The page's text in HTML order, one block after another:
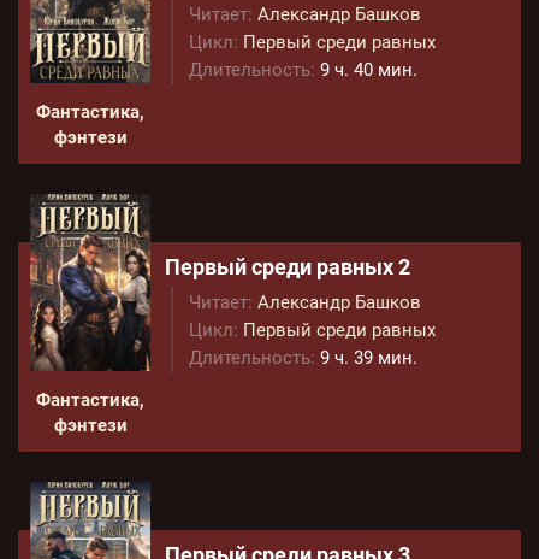
Фантастика,
фэнтези
Читает: Александр Башков
Цикл: Первый среди равных
Длительность: 9 ч. 40 мин.
Фантастика,
фэнтези
Первый среди равных 2
Читает: Александр Башков
Цикл: Первый среди равных
Длительность: 9 ч. 39 мин.